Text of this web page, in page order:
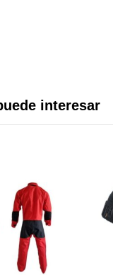
interesar